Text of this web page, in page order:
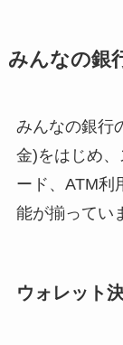
みんなの銀
みんなの銀行
金)をはじめ
ード、ATM利
能が揃ってい
ウォレット